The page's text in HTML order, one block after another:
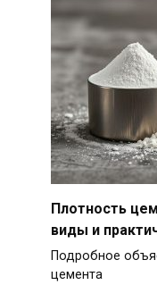
Плотность
виды и
Подробное
цемента